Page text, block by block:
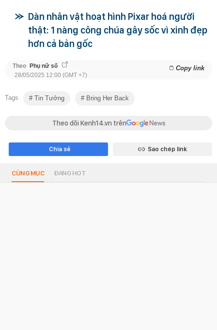
Dàn nhân vật hoạt hình Pixar hoá người
thật: 1 nàng công chúa gây sốc vì xinh đẹp
hơn cả bản gốc
Theo Phụ nữ số Copy link
28/05/2025 12:00 (GMT +7)
Tags Tin Tưởng Bring Her Back
Theo dõi Kenh14.vn trên
Chia sẻ Sao chép link
CÙNG MỤC ĐANG HOT